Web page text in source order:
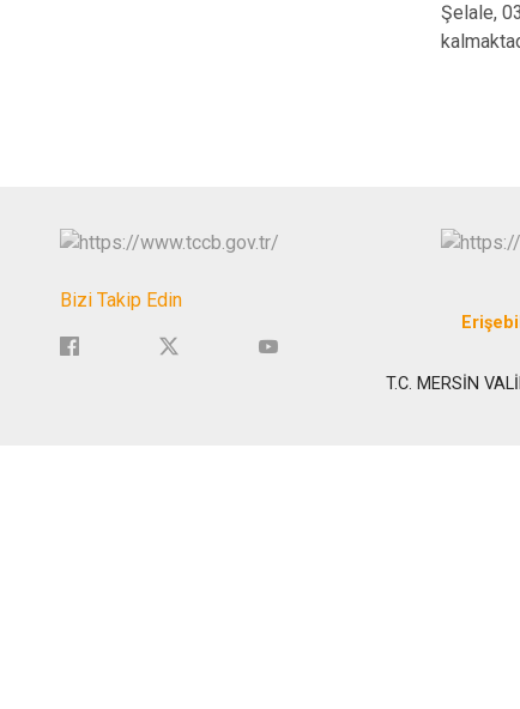
Şelale,
Bizi Takip Edin
T.C. MERSİN